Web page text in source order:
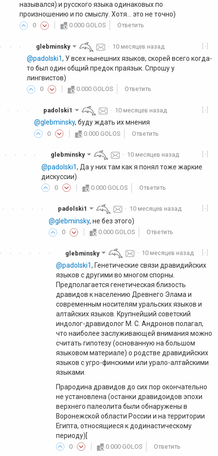
назывался) и русского языка одинаковых по
произношению и по смыслу. Хотя... это не точно)
0 0.000 GOLOS Ответить
·
·
· [-]
glebminsky · 10 месяцев назад
@padolski1, У всех нынешних языков, скорей всего когда-
то был один общий предок праязык. Спрошу у
лингвистов)
0 0.000 GOLOS Ответить
·
·
· [-]
padolski1 · 10 месяцев назад
@glebminsky, буду ждать их мнения
0 0.000 GOLOS Ответить
·
·
·
· [-]
glebminsky · 10 месяцев назад
@padolski1, Да у них там как я понял тоже жаркие
дискуссии)
0 0.000 GOLOS Ответить
·
·
·
·
· [-]
padolski1 · 10 месяцев назад
@glebminsky, не без этого)
0 0.000 GOLOS Ответить
·
·
·
·
·
· · [-]
glebminsky · 10 месяцев назад
@padolski1, Генетические связи дравидийских
языков с другими во многом спорны.
Предполагается генетическая близость
дравидов к населению Древнего Элама и
современным носителям уральских языков и
алтайских языков. Крупнейший советский
индолог-дравидолог М. С. Андронов полагал,
что наиболее заслуживающей внимания можно
считать гипотезу (основанную на большом
языковом материале) о родстве дравидийских
языков с угро-финскими или урало-алтайскими
языками.
Прародина дравидов до сих пор окончательно
не установлена (останки дравидоидов эпохи
верхнего палеолита были обнаружены в
Воронежской области России и на территории
Египта, относящиеся к додинастическому
периоду)[
0 0.000 GOLOS Ответить